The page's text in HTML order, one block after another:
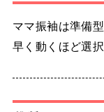
ママ振袖は準備
早く動くほど選